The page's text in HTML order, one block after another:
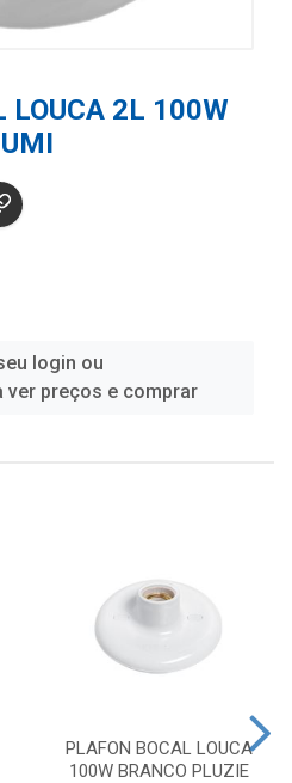
LOUCA 2L 100W
login ou
ver preços e comprar
PLAFON BOCAL LOUCA
100W BRANCO PLUZIE